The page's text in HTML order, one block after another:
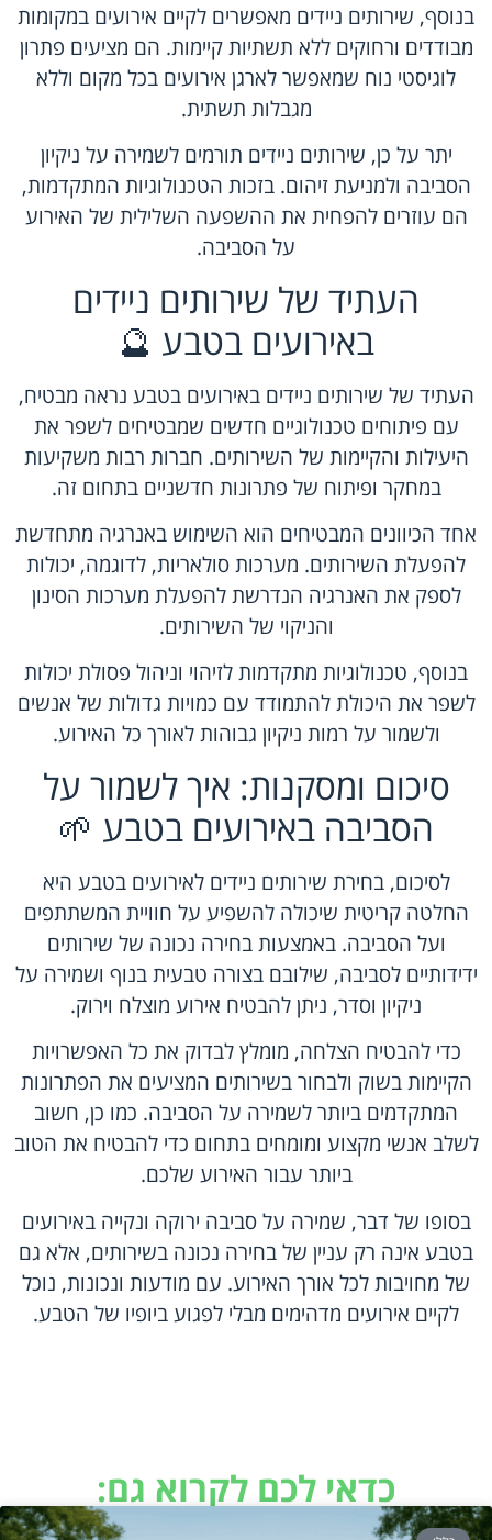
בנוסף, שירותים ניידים מאפשרים לקיים אירועים במקומות
מבודדים ורחוקים ללא תשתיות קיימות. הם מציעים פתרון
לוגיסטי נוח שמאפשר לארגן אירועים בכל מקום וללא
מגבלות תשתית.
יתר על כן, שירותים ניידים תורמים לשמירה על ניקיון
הסביבה ולמניעת זיהום. בזכות הטכנולוגיות המתקדמות,
הם עוזרים להפחית את ההשפעה השלילית של האירוע
על הסביבה.
העתיד של שירותים ניידים
באירועים בטבע 🔮
העתיד של שירותים ניידים באירועים בטבע נראה מבטיח,
עם פיתוחים טכנולוגיים חדשים שמבטיחים לשפר את
היעילות והקיימות של השירותים. חברות רבות משקיעות
במחקר ופיתוח של פתרונות חדשניים בתחום זה.
אחד הכיוונים המבטיחים הוא השימוש באנרגיה מתחדשת
להפעלת השירותים. מערכות סולאריות, לדוגמה, יכולות
לספק את האנרגיה הנדרשת להפעלת מערכות הסינון
והניקוי של השירותים.
בנוסף, טכנולוגיות מתקדמות לזיהוי וניהול פסולת יכולות
לשפר את היכולת להתמודד עם כמויות גדולות של אנשים
ולשמור על רמות ניקיון גבוהות לאורך כל האירוע.
סיכום ומסקנות: איך לשמור על
הסביבה באירועים בטבע 🌱
לסיכום, בחירת שירותים ניידים לאירועים בטבע היא
החלטה קריטית שיכולה להשפיע על חוויית המשתתפים
ועל הסביבה. באמצעות בחירה נכונה של שירותים
ידידותיים לסביבה, שילובם בצורה טבעית בנוף ושמירה על
ניקיון וסדר, ניתן להבטיח אירוע מוצלח וירוק.
כדי להבטיח הצלחה, מומלץ לבדוק את כל האפשרויות
הקיימות בשוק ולבחור בשירותים המציעים את הפתרונות
המתקדמים ביותר לשמירה על הסביבה. כמו כן, חשוב
לשלב אנשי מקצוע ומומחים בתחום כדי להבטיח את הטוב
ביותר עבור האירוע שלכם.
בסופו של דבר, שמירה על סביבה ירוקה ונקייה באירועים
בטבע אינה רק עניין של בחירה נכונה בשירותים, אלא גם
של מחויבות לכל אורך האירוע. עם מודעות ונכונות, נוכל
לקיים אירועים מדהימים מבלי לפגוע ביופיו של הטבע.
כדאי לכם לקרוא גם: